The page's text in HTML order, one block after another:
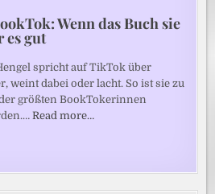
Wenn das Buch sie
es gut
spricht auf TikTok über
weint dabei oder lacht. So ist sie zu
größten BookTokerinnen
Read more…